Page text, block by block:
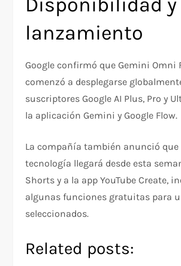
Disponibilidad y
lanzamiento
Google confirmó que Gemini Omni
comenzó a desplegarse
suscriptores Google AI Plus, Pro y
la aplicación Gemini y Google Flow.
La compañía también anunció que
tecnología llegará desde esta
Shorts y a la app YouTube Create,
algunas funciones gratuitas para
seleccionados.
Related posts: